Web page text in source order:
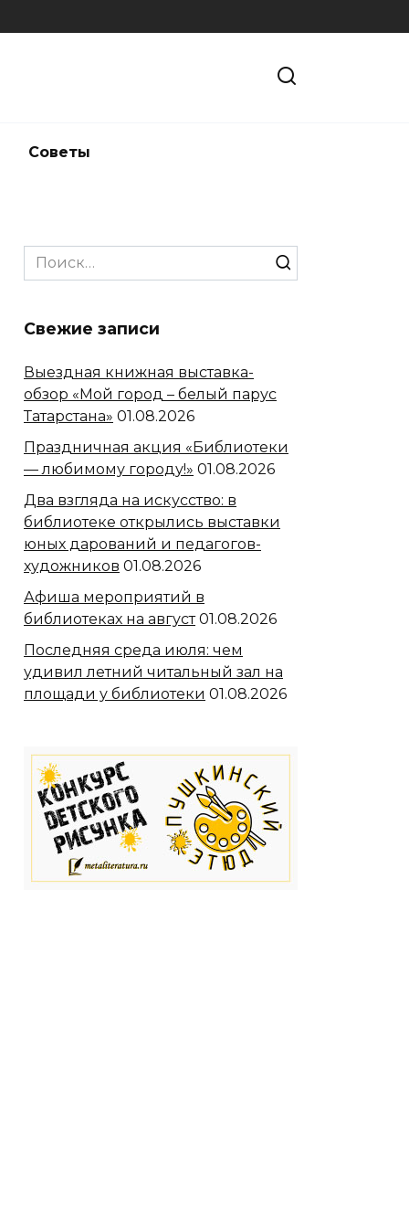
Советы
Search
for:
Свежие записи
Выездная книжная выставка-
обзор «Мой город – белый парус
Татарстана» 01.08.2026
Праздничная акция «Библиотеки
— любимому городу!» 01.08.2026
Два взгляда на искусство: в
библиотеке открылись выставки
юных дарований и педагогов-
художников 01.08.2026
Афиша мероприятий в
библиотеках на август 01.08.2026
Последняя среда июля: чем
удивил летний читальный зал на
площади у библиотеки 01.08.2026